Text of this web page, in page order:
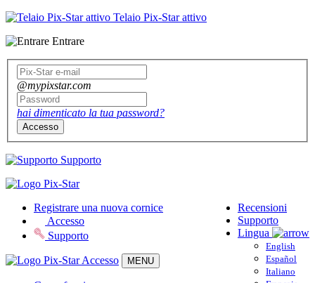
Telaio Pix-Star attivo
Entrare
@mypixstar.com
hai dimenticato la tua password?
Accesso
Supporto
Recensioni
Supporto
Lingua
English
Español
Italiano
Registrare una nuova cornice
Accesso
Supporto
Accesso MENU